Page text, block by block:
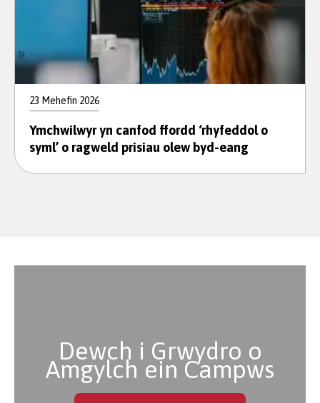
23 Mehefin 2026
Ymchwilwyr yn canfod ffordd ‘rhyfeddol o
syml’ o ragweld prisiau olew byd-eang
Dewch i Grwydro o
Amgylch ein Campws